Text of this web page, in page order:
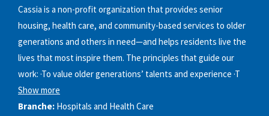
Cassia is a non-profit organization that provides senior
housing, health care, and community-based services to older
generations and others in need—and helps residents live the
lives that most inspire them. The principles that guide our
work: ·To value older generations’ talents and experience ·T
Show more
Branche: Hospitals and Health Care